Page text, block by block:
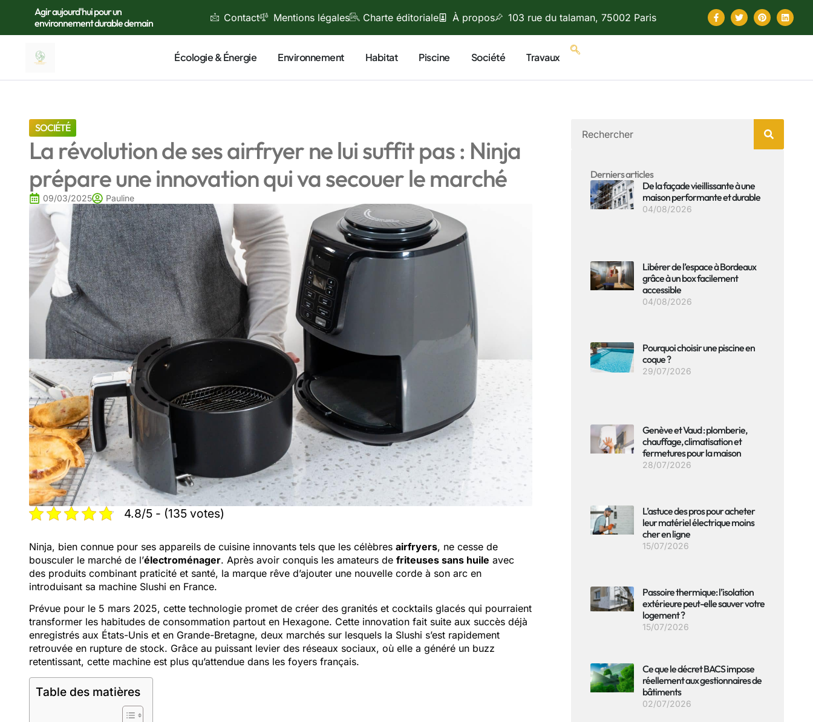
Agir aujourd'hui pour un
environnement durable demain
Contact Mentions légales Charte éditoriale À propos 103 rue du talaman, 75002 Paris
Écologie & Énergie Environnement Habitat Piscine Société Travaux
SOCIÉTÉ
La révolution de ses airfryer ne lui suffit pas : Ninja
prépare une innovation qui va secouer le marché
09/03/2025 Pauline
4.8/5 - (135 votes)
Ninja, bien connue pour ses appareils de cuisine innovants tels que les célèbres airfryers, ne cesse de
bousculer le marché de l’électroménager. Après avoir conquis les amateurs de friteuses sans huile avec
des produits combinant praticité et santé, la marque rêve d’ajouter une nouvelle corde à son arc en
introduisant sa machine Slushi en France.
Prévue pour le 5 mars 2025, cette technologie promet de créer des granités et cocktails glacés qui pourraient
transformer les habitudes de consommation partout en Hexagone. Cette innovation fait suite aux succès déjà
enregistrés aux États-Unis et en Grande-Bretagne, deux marchés sur lesquels la Slushi s’est rapidement
retrouvée en rupture de stock. Grâce au puissant levier des réseaux sociaux, où elle a généré un buzz
retentissant, cette machine est plus qu’attendue dans les foyers français.
Table des matières
Derniers articles
De la façade vieillissante à une
maison performante et durable
04/08/2026
Libérer de l’espace à Bordeaux
grâce à un box facilement
accessible
04/08/2026
Pourquoi choisir une piscine en
coque ?
29/07/2026
Genève et Vaud : plomberie,
chauffage, climatisation et
fermetures pour la maison
28/07/2026
L’astuce des pros pour acheter
leur matériel électrique moins
cher en ligne
15/07/2026
Passoire thermique: l’isolation
extérieure peut-elle sauver votre
logement ?
15/07/2026
Ce que le décret BACS impose
réellement aux gestionnaires de
bâtiments
02/07/2026